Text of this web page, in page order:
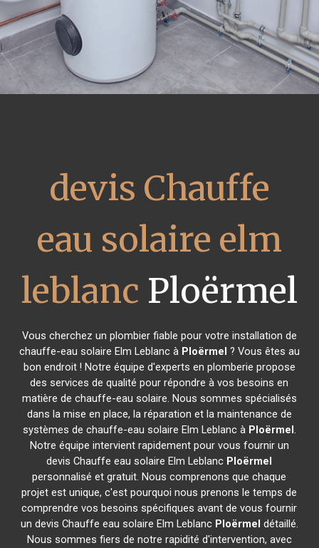
devis Chauffe
eau solaire elm
leblanc Ploërmel
Vous cherchez un plombier fiable pour votre installation de
chauffe-eau solaire Elm Leblanc à Ploërmel ? Vous êtes au
bon endroit ! Notre équipe d'experts en plomberie propose
des services de qualité pour répondre à vos besoins en
matière de chauffe-eau solaire. Nous sommes spécialisés
dans la mise en place, la réparation et la maintenance de
systèmes de chauffe-eau solaire Elm Leblanc à Ploërmel.
Notre équipe intervient rapidement pour vous fournir un
devis Chauffe eau solaire Elm Leblanc Ploërmel
personnalisé et gratuit. Nous comprenons que chaque
projet est unique, c'est pourquoi nous prenons le temps de
comprendre vos besoins spécifiques avant de vous fournir
un devis Chauffe eau solaire Elm Leblanc Ploërmel détaillé.
Nous sommes fiers de notre rapidité d'intervention, avec